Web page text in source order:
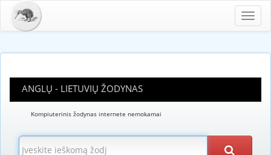
ANGLŲ - LIETUVIŲ ŽODYNAS
Kompiuterinis žodynas internete nemokamai